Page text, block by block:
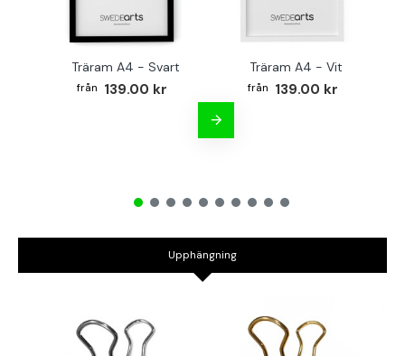
Träram A4 - Svart
139.00 kr
Träram A4 - Vit
139.00 kr
Upphängning